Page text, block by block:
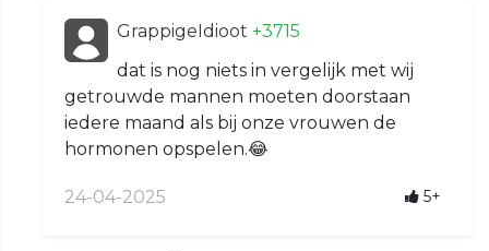
GrappigeIdioot +3715
dat is nog niets in vergelijk met wij
getrouwde mannen moeten doorstaan
iedere maand als bij onze vrouwen de
hormonen opspelen.😂
24-04-2025 5+